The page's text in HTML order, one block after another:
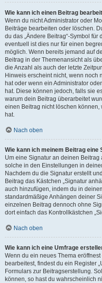
Wie kann ich einen Beitrag
Wenn du nicht Administrator oder
Beiträge bearbeiten oder löschen.
du das „Ändere Beitrag“-Symbol
eventuell ist dies nur für einen
möglich. Wenn bereits jemand auf
Beitrag in der Themenansicht als
die Anzahl als auch der letzte
Hinweis erscheint nicht, wenn noch
hat oder wenn ein Administrator
hat. Diese können jedoch, falls sie
warum dein Beitrag überarbeitet
einen Beitrag nicht löschen
hat.
Nach oben
Wie kann ich meinem Beitrag eine
Um eine Signatur an deinen
solche in den Einstellungen in
Nachdem du die Signatur erstellt
Beitrag das Kästchen „Signatur
auch hinzufügen, indem du in
standardmäßige Anhängen deiner
einzelnen Beitrag dennoch ohne
dort einfach das Kontrollkästchen
Nach oben
Wie kann ich eine Umfrage
Wenn du ein neues Thema
bearbeitest, findest du ein Register
Formulars zur Beitragserstellung.
können, so hast du wahrscheinlich